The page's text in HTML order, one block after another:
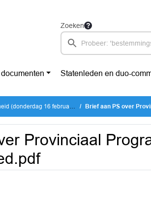
Zoeken
Statenleden en duo-
16 februari 2023) Brief aan PS over
Provinciaal